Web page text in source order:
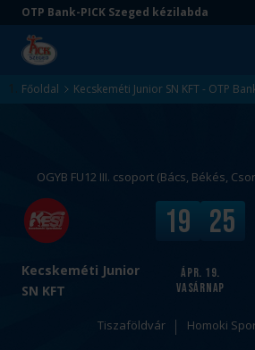
Ugrás
tartalomra
Ugrás
aljára
OTP Bank-PICK Szeged kézilabda
Kezdőlap
Főoldal Kecskeméti Junior SN KFT - OTP
OGYB FU12 III. csoport (Bács, Békés,
Kecskeméti Junior
SN KFT
v
s
ápr. 19.
vasárnap
V
é
e
r
e
19 25
Tiszaföldvár Homoki